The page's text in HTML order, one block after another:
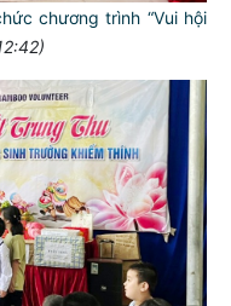
chương trình “Vui hội